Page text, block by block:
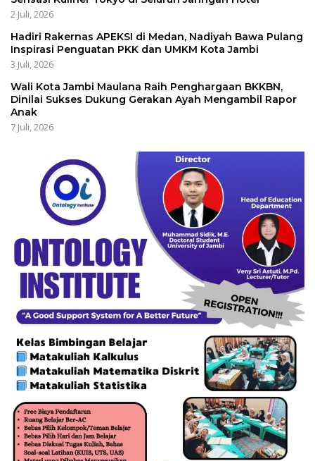
2 Juli, 2026
Hadiri Rakernas APEKSI di Medan, Nadiyah Bawa Pulang
Inspirasi Penguatan PKK dan UMKM Kota Jambi
3 Juli, 2026
Wali Kota Jambi Maulana Raih Penghargaan BKKBN,
Dinilai Sukses Dukung Gerakan Ayah Mengambil Rapor
Anak
7 Juli, 2026